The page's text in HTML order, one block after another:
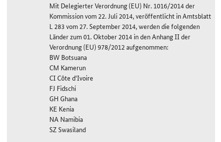
Mit Delegierter Verordnung (EU) Nr. 1016/2014 der
Kommission vom 22. Juli 2014, veröffentlicht in Amtsblatt
L 283 vom 27. September 2014, werden die folgenden
Länder zum 01. Oktober 2014 in den Anhang II der
Verordnung (EU) 978/2012 aufgenommen:
BW Botsuana
CM Kamerun
CI Côte d'Ivoire
FJ Fidschi
GH Ghana
KE Kenia
NA Namibia
SZ Swasiland